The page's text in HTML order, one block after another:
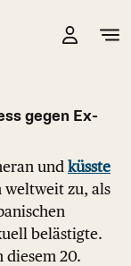
gegen Ex-
undküsste
weltweit zu, als
belästigte.
diesem 20.